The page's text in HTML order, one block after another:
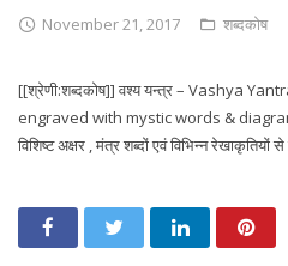
अयोध्या
November 21, 2017 शब्दकोष
[[श्रेणी:शब्दकोष]] वश्य यन्त्र – Vashya
engraved with mystic words &
विशिष्ट अक्षर , मंत्र शब्दों एवं विभिन्न रेखाकृतियों